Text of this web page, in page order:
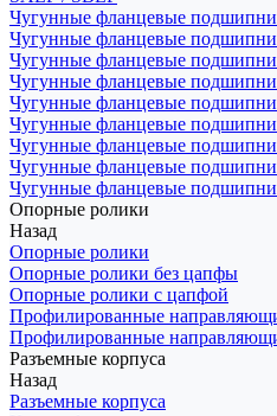
Чугунные фланцевые
Чугунные фланцевые
Чугунные фланцевые
Чугунные фланцевые
Чугунные фланцевые
Чугунные фланцевые
Чугунные фланцевые
Чугунные фланцевые
Чугунные фланцевые
Опорные ролики
Назад
Опорные ролики
Опорные ролики без цапфы
Опорные ролики с цапфой
Профилированные
Профилированные
Разъемные корпуса
Назад
Разъемные корпуса